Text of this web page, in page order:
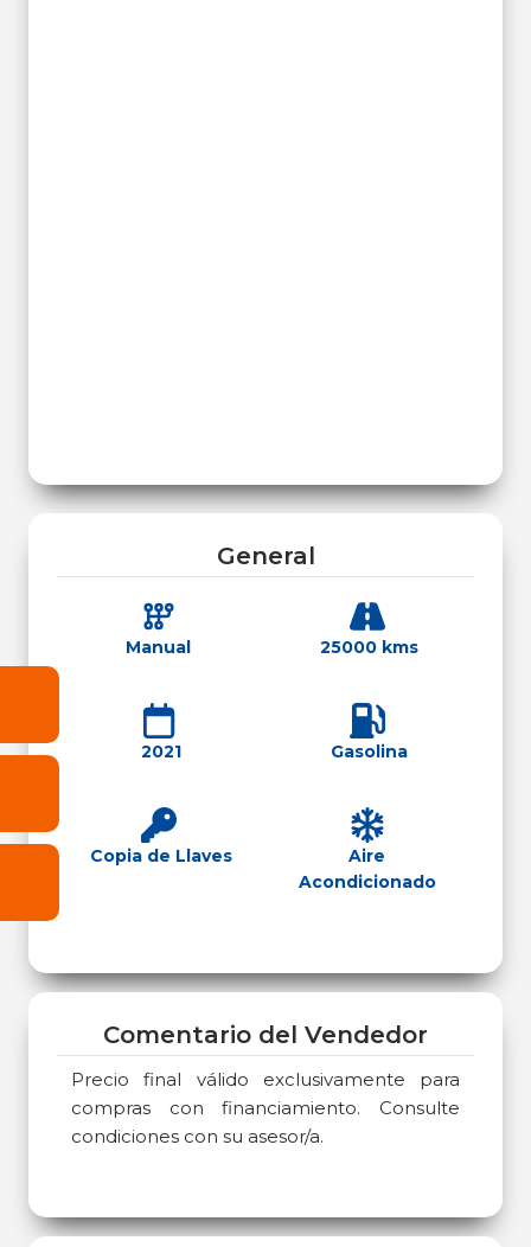
General
Manual 25000 kms
2021 Gasolina
Copia de Llaves
Aire
Acondicionado
Comentario del Vendedor
Precio final válido exclusivamente para
compras con financiamiento. Consulte
condiciones con su asesor/a.